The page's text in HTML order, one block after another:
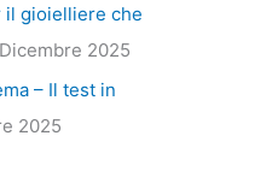
il gioielliere che
2025
– Il test in
2025